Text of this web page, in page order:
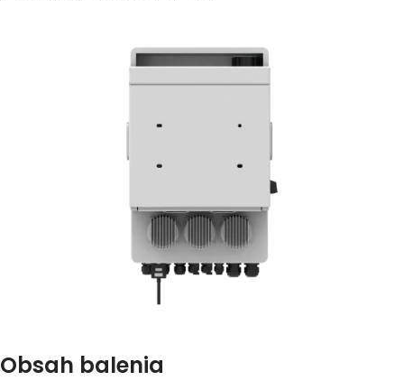
Obsah balenia